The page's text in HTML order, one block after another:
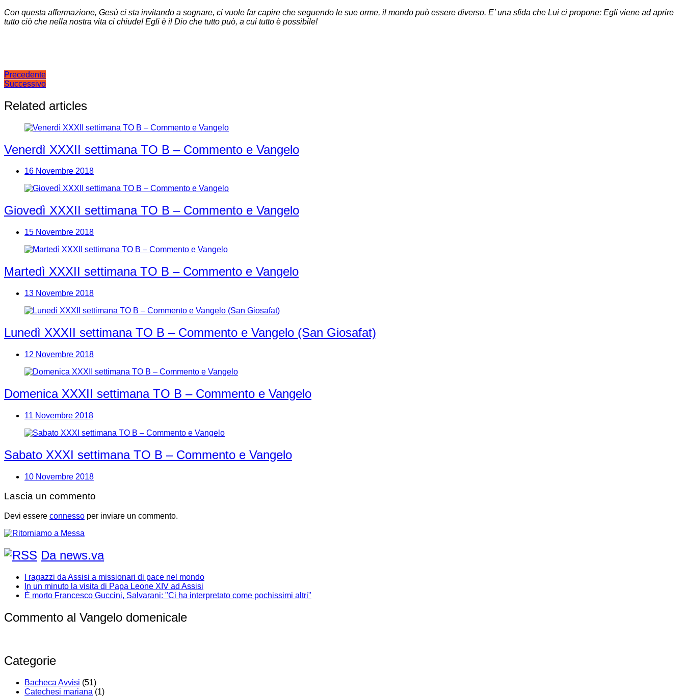
Con questa affermazione, Gesù ci sta invitando a sognare, ci vuole far capire che seguendo le sue orme, il mondo può essere diverso. E’ una sfida che Lui ci propone: Egli viene ad aprire
tutto ciò che nella nostra vita ci chiude! Egli è il Dio che tutto può, a cui tutto è possibile!
Navigazione
articoli
Precedente
Successivo
Related articles
Venerdì XXXII settimana TO B – Commento e Vangelo
16 Novembre 2018
Giovedì XXXII settimana TO B – Commento e Vangelo
15 Novembre 2018
Martedì XXXII settimana TO B – Commento e Vangelo
13 Novembre 2018
Lunedì XXXII settimana TO B – Commento e Vangelo (San Giosafat)
12 Novembre 2018
Domenica XXXII settimana TO B – Commento e Vangelo
11 Novembre 2018
Sabato XXXI settimana TO B – Commento e Vangelo
10 Novembre 2018
Lascia un commento
Devi essere connesso per inviare un commento.
Da news.va
I ragazzi da Assisi a missionari di pace nel mondo
In un minuto la visita di Papa Leone XIV ad Assisi
È morto Francesco Guccini, Salvarani: "Ci ha interpretato come pochissimi altri"
Commento al Vangelo domenicale
Categorie
Bacheca Avvisi (51)
Catechesi mariana (1)